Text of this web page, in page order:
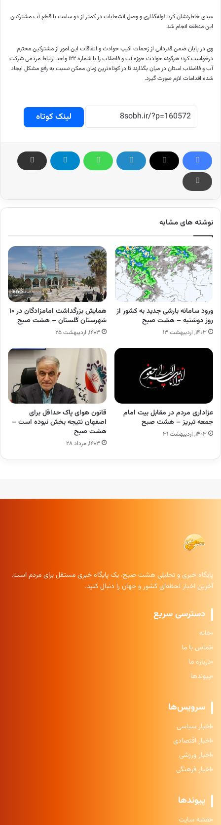
عبدی خاطرنشان کرد: لوله‌گذاری و وصل انشعابات در کمتر از دو ساعت با قطع آب مشترکین
این منطقه انجام شد.
وی در پایان ضمن قدردانی از زحمات اکیپ حوادث و اتفاقات این امور از مشترکین محترم
درخواست کرد؛ هرگونه حوادث حوزه آب و فاضلاب را با شماره ۱۲۲ واحد ارتباط مردمی شرکت
آب و فاضلاب استان در میان بگذارند تا در کوتاه‌ترین زمان ممکن نسبت به رفع مشکل ایجاد
شده اقدامات لازم صورت گیرد.
لینک کوتاه
نوشته های مشابه
ورود سامانه بارشی جدید به کشور از
روز دوشنبه – هشت صبح
۱۴۰۳, اردیبهشت ۱۳
همایش بزرگداشت امامزادگان در ۱۰
شهرستان گلستان – هشت صبح
۱۴۰۳, اردیبهشت ۲۵
عزاداری مردم در مقابل بیت امام
جمعه تبریز – هشت صبح
۱۴۰۳, اردیبهشت ۳۱
قانون هوای پاک حداقل برای
اصفهان نتیجه بخش نبوده است –
هشت صبح
۱۴۰۳, مرداد ۲۸
پایگاه خبری و تحلیلی هشت صبح، یک پایگاه خبری مستقل برای مردم است.
آخرین اخبار لحظه‌ای کشور و جهان را دنبال کنید.
دسترسی سریع
خانه
تماس با ما
درباره ما
پیوندها
سرویس‌ها
اخبار سیاسی
اخبار اقتصادی
اخبار ورزشی
اخبار فرهنگی
پیوندها
نقشه سایت